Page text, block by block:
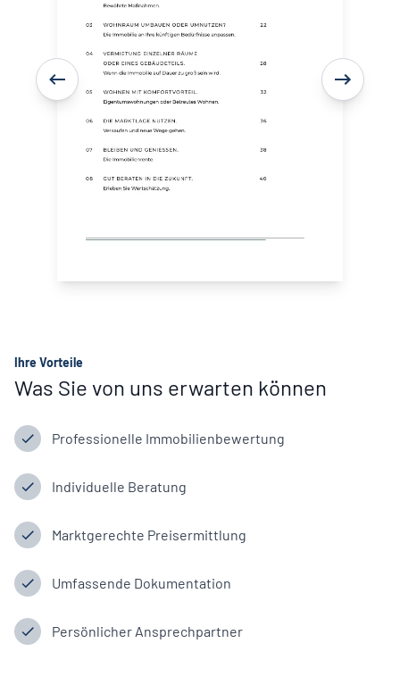
Ihre Vorteile
Was Sie von uns erwarten können
Professionelle Immobilienbewertung
Individuelle Beratung
Marktgerechte Preisermittlung
Umfassende Dokumentation
Persönlicher Ansprechpartner